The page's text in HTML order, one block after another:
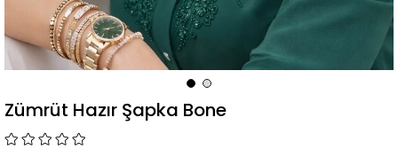
Zümrüt Hazır Şapka Bone